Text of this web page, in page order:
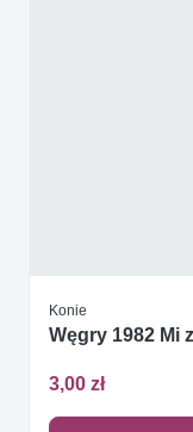
Konie
Węgry 1982 Mi
3,00 zł